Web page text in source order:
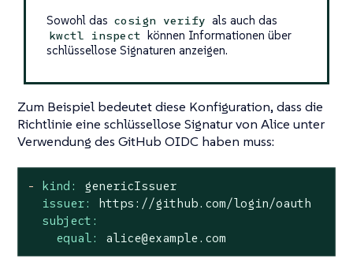
Sowohl das cosign verify als auch das
kwctl inspect können Informationen über
schlüssellose Signaturen anzeigen.
Zum Beispiel bedeutet diese Konfiguration, dass die
Richtlinie eine schlüssellose Signatur von Alice unter
Verwendung des GitHub OIDC haben muss:
- kind:
genericIssuer
issuer:
https://github.com/login/oauth
subject:
equal:
alice@example.com